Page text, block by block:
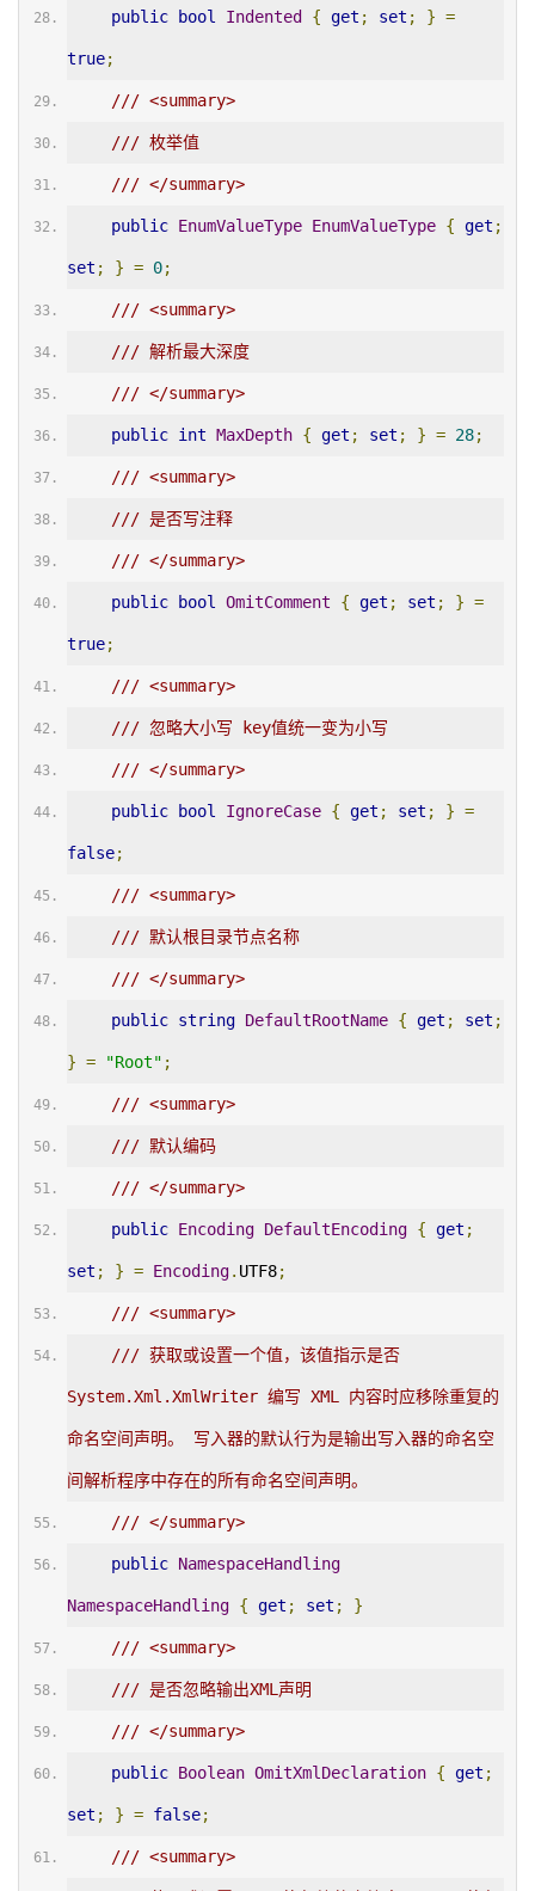
public bool Indented { get ; set ; } =
true;
/// <summary>
/// 枚举值
/// </summary>
public EnumValueType EnumValueType { get ;
set ; } = 0;
/// <summary>
/// 解析最大深度
/// </summary>
public int MaxDepth { get ; set ; } = 28;
/// <summary>
/// 是否写注释
/// </summary>
public bool OmitComment { get ; set ; } =
true;
/// <summary>
/// 忽略大小写 key值统一变为小写
/// </summary>
public bool IgnoreCase { get ; set ; } =
false;
/// <summary>
/// 默认根目录节点名称
/// </summary>
public string DefaultRootName { get ; set ;
} = "Root" ;
/// <summary>
/// 默认编码
/// </summary>
public Encoding DefaultEncoding { get ;
set ; } = Encoding. UTF8;
/// <summary>
/// 获取或设置一个值，该值指示是否
System.Xml.XmlWriter 编写 XML 内容时应移除重复的
命名空间声明。 写入器的默认行为是输出写入器的命名空
间解析程序中存在的所有命名空间声明。
/// </summary>
public NamespaceHandling
NamespaceHandling { get ; set ; }
/// <summary>
/// 是否忽略输出XML声明
/// </summary>
public Boolean OmitXmlDeclaration { get ;
set ; } = false;
/// <summary>